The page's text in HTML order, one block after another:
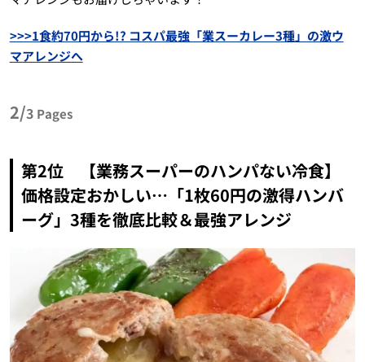
>>>1食約70円から!? コスパ最強「業スーカレー3種」の激ウ
マアレンジへ
2/3 Pages
第2位 【業務スーパーのハンパない冷食】
価格設定おかしい…「1枚60円の激得ハンバ
ーグ」3種を徹底比較＆最強アレンジ